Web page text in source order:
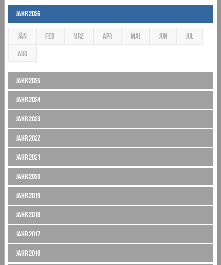
Jahr 2026
JÄN FEB MRZ APR MAI JUN JUL
AUG
Jahr 2025
Jahr 2024
Jahr 2023
Jahr 2022
Jahr 2021
Jahr 2020
Jahr 2019
Jahr 2018
Jahr 2017
Jahr 2016